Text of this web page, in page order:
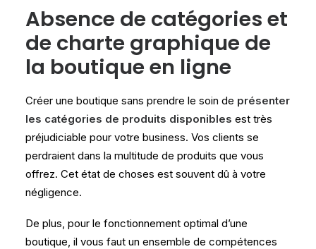
Absence de catégories et
de charte graphique de
la boutique en ligne
Créer une boutique sans prendre le soin de présenter
les catégories de produits disponibles est très
préjudiciable pour votre business. Vos clients se
perdraient dans la multitude de produits que vous
offrez. Cet état de choses est souvent dû à votre
négligence.
De plus, pour le fonctionnement optimal d’une
boutique, il vous faut un ensemble de compétences